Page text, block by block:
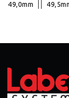
49,0mm
99,0mm